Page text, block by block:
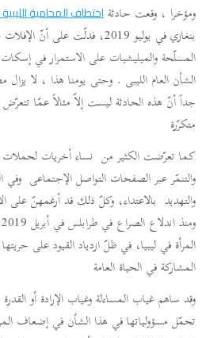
ومؤخرا ، وقعت حادثةاختطاف المحامية
بنغازي في يوليو 2019، فدلّت
المسلّحة والميليشيات على الاستمرار في
الشأن العام الليبى . وحتى يومنا هذا ، لا
جداً أنّ هذه الحادثة ليست إلاّ مثالاً عمّا تتعرّض
متكرّرة
كما تعرّضت الكثير من نساء أخريات لحملات
والتنمّر عبر الصفحات التواصل الإجتماعى وفي
والتهديد بالاعتداء، وكلّ ذلك قد أرغمهنّ على
المرأة في ليبيا، في ظلّ ازدياد القيود على
المشاركة في الحياة العامة
وقد ساهم غياب المساءلة وغياب الإرادة أو
تحمّل مسؤولياتها في هذا الشأن في إضعاف